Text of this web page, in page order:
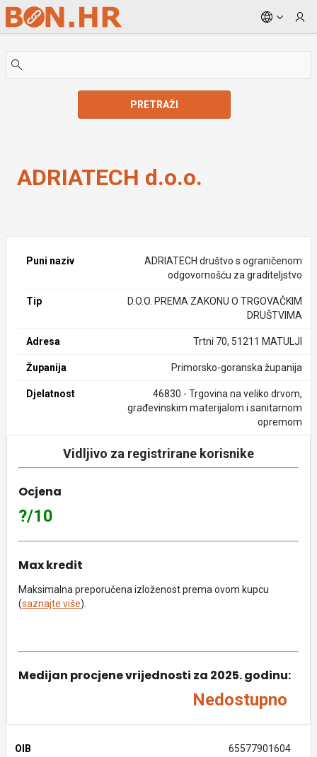
Skip to Main Content
PRETRAŽI
ADRIATECH d.o.o.
Puni naziv
ADRIATECH društvo s ograničenom
odgovornošću za graditeljstvo
Tip
D.O.O. PREMA ZAKONU O TRGOVAČKIM
DRUŠTVIMA
Adresa Trtni 70, 51211 MATULJI
Županija Primorsko-goranska županija
Djelatnost
46830 - Trgovina na veliko drvom,
građevinskim materijalom i sanitarnom
opremom
Vidljivo za registrirane korisnike
Ocjena
?/10
Max kredit
Maksimalna preporučena izloženost prema ovom kupcu
(saznajte više).
Medijan procjene vrijednosti za 2025. godinu:
Nedostupno
OIB 65577901604